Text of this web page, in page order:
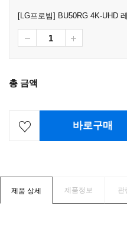
[LG프로빔] BU50RG 4K-UHD
총 금액
바로구매
제품 상세 제품정보 관